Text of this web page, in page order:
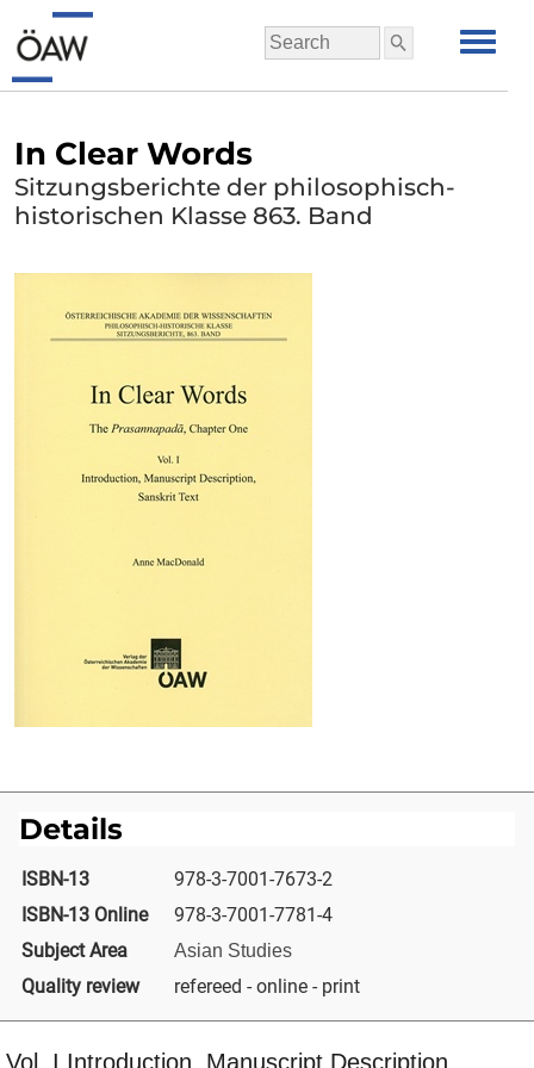
In Clear Words
Sitzungsberichte der philosophisch-
historischen Klasse 863. Band
Details
ISBN-13
978-3-7001-7673-2
ISBN-13 Online
978-3-7001-7781-4
Subject Area
Asian Studies
Quality review refereed - online - print
Vol. I Introduction, Manuscript Description,